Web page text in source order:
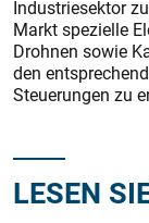
Industriesektor
Markt spezielle
Drohnen sowie
den
Steuerungen zu
LESEN